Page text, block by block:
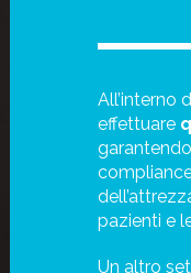
All’interno
effettuare
pazienti e
Un altro